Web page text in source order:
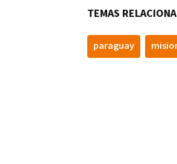
TEMAS
paraguay